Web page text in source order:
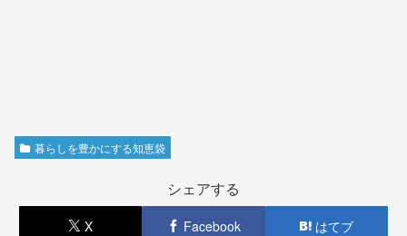
暮らしを豊かにする知恵袋
シェアする
X Facebook はてブ